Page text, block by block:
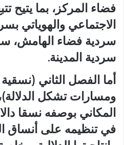
فضاء المركز، بما يتيح
الاجتماعي والهوياتي
سردية فضاء الهامش،
سردية المدينة.
أما الفصل الثاني
ومسارات تشكل
المكاني بوصفه نسقا
في تنظيمه على أنساق